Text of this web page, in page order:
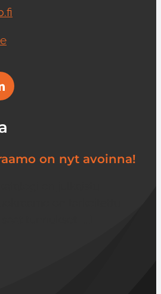
on nyt avoinna!